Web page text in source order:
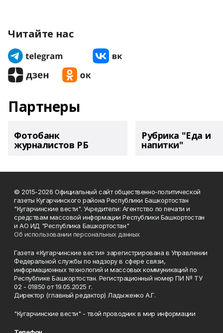
Читайте нас
Партнеры
Фотобанк
журналистов РБ
Рубрика "Еда и
напитки"
© 2015-2026 Официальный сайт общественно-политической
газеты Кугарчинского района Республики Башкортостан
"Кугарчинские вести". Учредители: Агентство по печати и
средствам массовой информации Республики Башкортостан
и АО ИД "Республика Башкортостан"
Об использовании персональных данных
Газета «Кугарчинские вести» зарегистрирована в Управлении
Федеральной службы по надзору в сфере связи,
информационных технологий и массовых коммуникаций по
Республике Башкортостан. Регистрационный номер ПИ № ТУ
02 - 01850 от 19.05.2025 г.
Директор (главный редактор) Ладыженко А.Г.
"Кугарчинские вести" - твой проводник в мир информации